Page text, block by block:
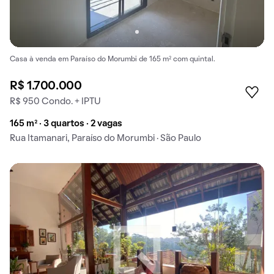
Casa à venda em Paraíso do Morumbi de 165 m² com quintal.
R$ 1.700.000
R$ 950 Condo. + IPTU
165 m² · 3 quartos · 2 vagas
Rua Itamanari, Paraíso do Morumbi · São Paulo